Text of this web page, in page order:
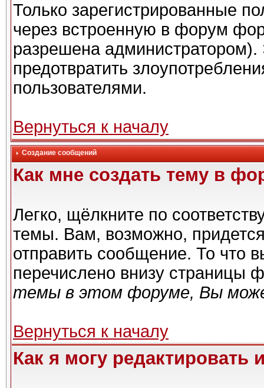
Только зарегистрированные
через встроенную в форум
разрешена
предотвратить
пользователями.
Вернуться к началу
Создание сообщений
Как мне создать тему в
Легко, щёлкните по
темы. Вам, возможно,
отправить сообщение. То что
перечислено внизу страницы
темы в этом форуме, Вы
Вернуться к началу
Как я могу